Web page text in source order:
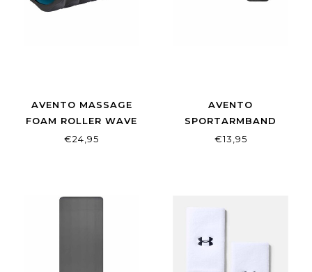
AVENTO MASSAGE
FOAM ROLLER WAVE
€24,95
AVENTO
SPORTARMBAND
SMARTPHONE LED
€13,95